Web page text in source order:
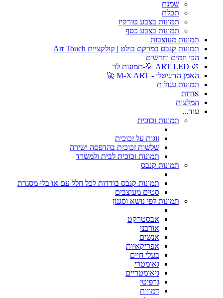
שמנת
תכלת
תמונות בצבע טורקיז
תמונות בצבע כסף
תמונות מעוצבות
תמונות קנבס במרקם בולט | קולקציית Art Touch
הכי חמים וחדשים
🎨 ART LED 💡-תמונות לד
האמן הדיגיטלי - M-X ART 🚀
תמונות עגולות
אודות
המלצות
עוד...
תמונות זכוכית
זוגות על זכוכית
שלשות זכוכית בהדפסה ישירה
תמונות זכוכית לבית ולמשרד
תמונות קנבס
תמונות קנבס בודדות לכל חלל עם או בלי מסגרת
סטים מעוצבים
תמונות לפי נושא וסגנון
אבסטרקט
אורבני
אנשים
אפריקאיות
בעלי חיים
גאומטרי
גיאומטריים
גרפיטי
דמויות